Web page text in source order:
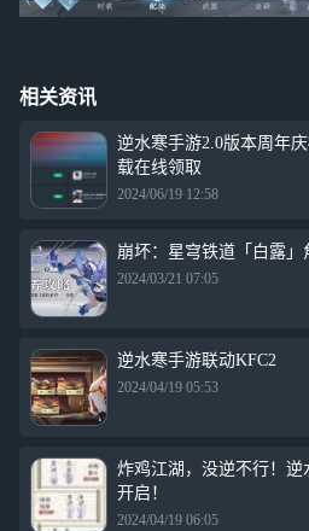
相关资讯
逆水寒手游2.0版本周年
载在线领取
2024/06/19 12:58
崩坏：星穹铁道「白露
2024/03/21 07:05
逆水寒手游联动KFC2
2024/04/19 05:53
炸鸡江湖，没逆不行！
开启！
2024/04/19 06:05